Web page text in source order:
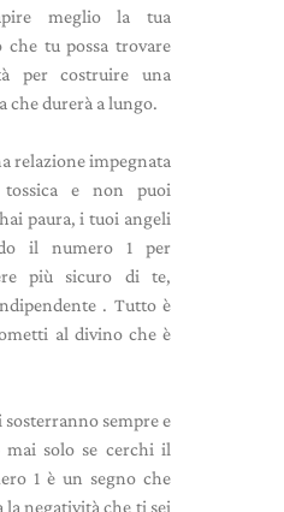
meglio la tua
tu possa trovare
per costruire una
che durerà a lungo.
relazione impegnata
e non puoi
paura, i tuoi angeli
il numero 1 per
più sicuro di te,
. Tutto è
al divino che è
sempre e
solo se cerchi il
1 è un segno che
negatività che ti sei